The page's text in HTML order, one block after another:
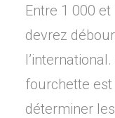
Entre 1 000
devrez
fourchette
déterminer